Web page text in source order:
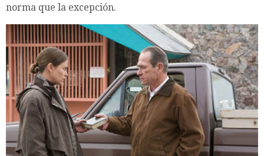
norma que la excepción.